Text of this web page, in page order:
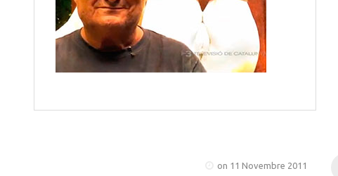
on 11 Novembre 2011